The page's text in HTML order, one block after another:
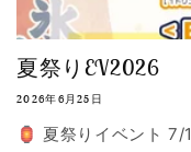
夏祭りEV2026
2026年6月25日
🏮 夏祭りイベント